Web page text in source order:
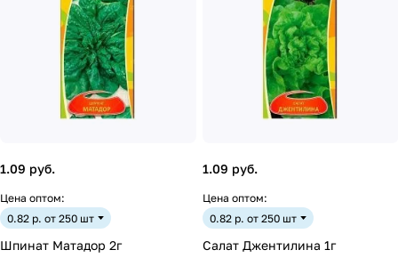
1.09 руб.
Цена оптом:
0.82 р. от 250 шт
Шпинат Матадор 2г
1.09 руб.
Цена оптом:
0.82 р. от 250 шт
Салат Джентилина 1г